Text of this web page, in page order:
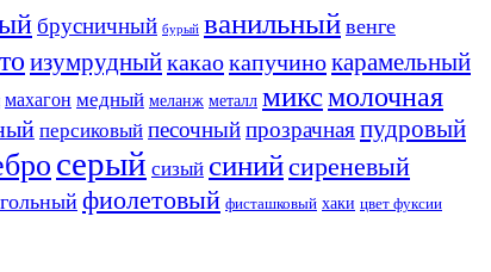
брусничный бурый ванильный венге
изумрудныйкакаокапучинокарамельный
махагон медный меланж металл миксмолочная
персиковый песочныйпрозрачнаяпудровый
серый сизый синийсиреневый
фиолетовый фисташковый хаки цвет фуксии